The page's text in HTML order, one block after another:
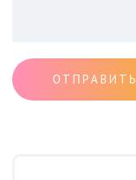
ОТПРАВИТЬ